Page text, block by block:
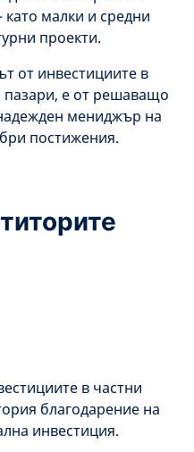
малки и средни
проекти.
от инвестициите в
е от решаващо
мениджър на
постижения.
в частни
благодарение на
инвестиция.